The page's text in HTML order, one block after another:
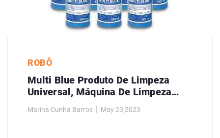
ROBÔ
Multi Blue Produto De Limpeza
Universal, Máquina De Limpeza
Automática, Caixa De Cartão (12 X
1 L Garrafa)
Marina Cunha Barros May 23,2023